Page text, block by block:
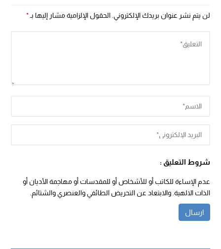
لن يتم نشر عنوان بريدك الإلكتروني. الحقول الإلزامية مشار إليها بـ*
شروط التعليق :
عدم الإساءة للكاتب أو للأشخاص أو للمقدسات أو مهاجمة الأديان أو
الذات الالهية. والابتعاد عن التحريض الطائفي والعنصري والشتائم.